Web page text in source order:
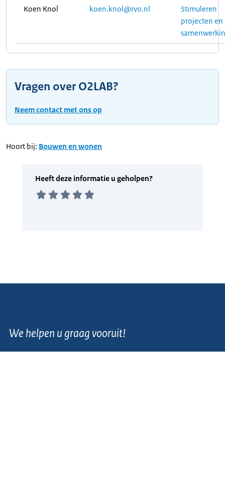
Koen Knol koen.knol@rvo.nl
Stimuleren
projecten en
Vragen over O2LAB?
Neem contact met ons op
Hoort bij: Bouwen en wonen
We helpen u graag vooruit!